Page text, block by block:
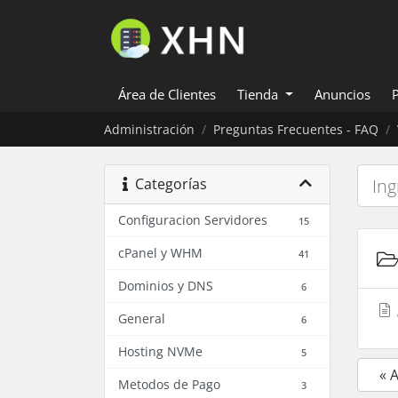
Área de Clientes Tienda Anuncios
Administración Preguntas Frecuentes - FAQ
Categorías
Configuracion Servidores 15
cPanel y WHM 41
Dominios y DNS 6
General 6
Hosting NVMe 5
Metodos de Pago 3
«